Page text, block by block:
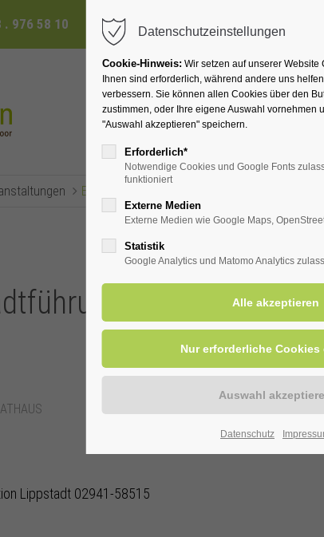
. 976 58 10 info@badwesternkotten.de
Ihr Heilbad Übernachten
Eventsreader (Timeline)
- 90-minütiger
Lippstadt 02941-58515
Datenschutzeinstellungen
Cookie-Hinweis: Wir setzen auf unserer Website
Ihnen sind erforderlich, während andere uns
verbessern. Sie können allen Cookies über den
zustimmen, oder Ihre eigene Auswahl vornehmen
"Auswahl akzeptieren" speichern.
Erforderlich*
Notwendige Cookies und Google Fonts
funktioniert
Externe Medien
Externe Medien wie Google Maps,
Statistik
Google Analytics und Matomo Analytics
Datenschutz